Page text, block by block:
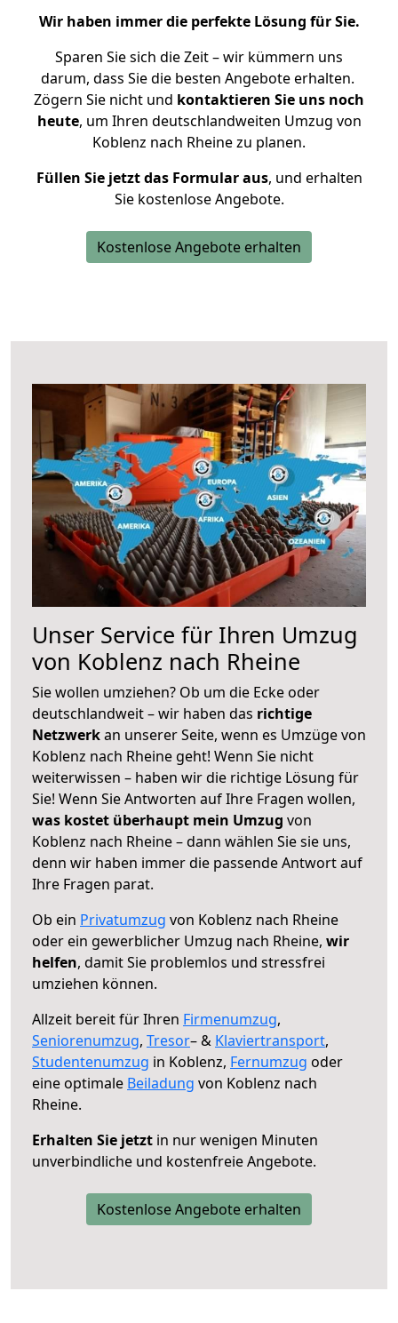
Wir haben immer die perfekte Lösung für Sie.
Sparen Sie sich die Zeit – wir kümmern uns
darum, dass Sie die besten Angebote erhalten.
Zögern Sie nicht und kontaktieren Sie uns noch
heute, um Ihren deutschlandweiten Umzug von
Koblenz nach Rheine zu planen.
Füllen Sie jetzt das Formular aus, und erhalten
Sie kostenlose Angebote.
Kostenlose Angebote erhalten
Unser Service für Ihren Umzug
von Koblenz nach Rheine
Sie wollen umziehen? Ob um die Ecke oder
deutschlandweit – wir haben das richtige
Netzwerkan unserer Seite, wenn es Umzüge von
Koblenz nach Rheine geht! Wenn Sie nicht
weiterwissen – haben wir die richtige Lösung für
Sie! Wenn Sie Antworten auf Ihre Fragen wollen,
was kostet überhaupt mein Umzug von
Koblenz nach Rheine – dann wählen Sie sie uns,
denn wir haben immer die passende Antwort auf
Ihre Fragen parat.
Ob ein Privatumzug von Koblenz nach Rheine
oder ein gewerblicher Umzug nach Rheine, wir
helfen, damit Sie problemlos und stressfrei
umziehen können.
Allzeit bereit für Ihren Firmenumzug,
Seniorenumzug, Tresor– & Klaviertransport,
Studentenumzug in Koblenz, Fernumzug oder
eine optimale Beiladung von Koblenz nach
Rheine.
Erhalten Sie jetzt in nur wenigen Minuten
unverbindliche und kostenfreie Angebote.
Kostenlose Angebote erhalten